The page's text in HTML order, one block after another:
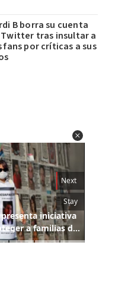
B borra su cuenta
Twitter tras insultar a
fans por críticas a sus